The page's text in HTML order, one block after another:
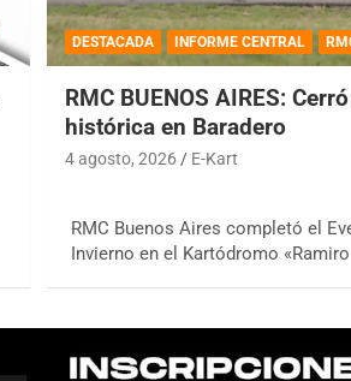
DESTACADA INFORME CENTRAL
RMC BUENOS AIRES:
histórica en Baradero
4 agosto, 2026 E-Kart
RMC Buenos Aires completó el
Invierno en el Kartódromo